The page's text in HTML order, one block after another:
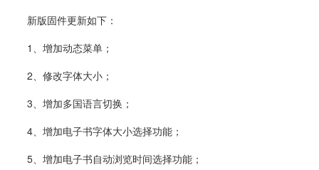
新版固件更新如下：
1、增加动态菜单；
2、修改字体大小；
3、增加多国语言切换；
4、增加电子书字体大小选择功能；
5、增加电子书自动浏览时间选择功能；